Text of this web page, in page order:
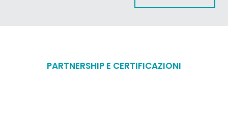
PARTNERSHIP E CERTIFICAZIONI